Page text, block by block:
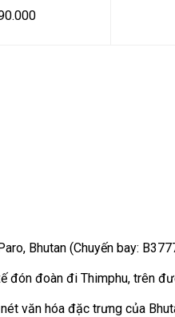
Bhutan (Chuyến bay:
đón đoàn đi Thimphu, trên
văn hóa đặc trưng của